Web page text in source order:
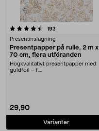
193
Presentinslagning
Presentpapper på rulle, 2 m x
70 cm, flera utföranden
Högkvalitativt presentpapper med
guldfoil – f....
29,90
Varianter
4.0 av 5 stjärnor